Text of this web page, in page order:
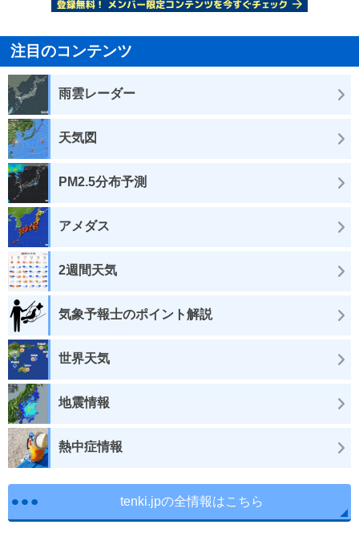
注目のコンテンツ
雨雲レーダー
天気図
PM2.5分布予測
アメダス
2週間天気
気象予報士のポイント解説
世界天気
地震情報
熱中症情報
tenki.jpの全情報はこちら